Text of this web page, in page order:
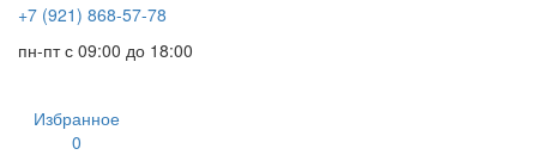
+7 (921) 868-57-78
пн-пт с 09:00 до 18:00
Избранное
0